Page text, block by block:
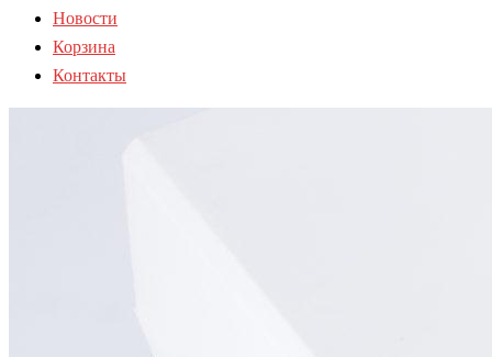
Новости
Корзина
Контакты